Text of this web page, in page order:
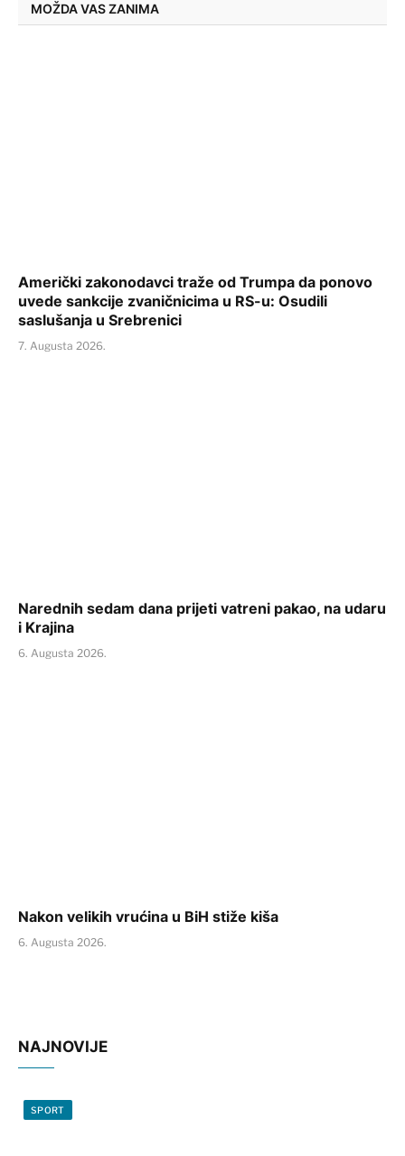
MOŽDA VAS ZANIMA
Američki zakonodavci traže od Trumpa da ponovo
uvede sankcije zvaničnicima u RS-u: Osudili
saslušanja u Srebrenici
7. Augusta 2026.
Narednih sedam dana prijeti vatreni pakao, na udaru
i Krajina
6. Augusta 2026.
Nakon velikih vrućina u BiH stiže kiša
6. Augusta 2026.
NAJNOVIJE
SPORT